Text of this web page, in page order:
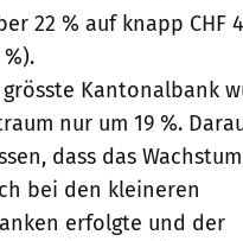
22 % auf knapp CHF
grösste Kantonalbank
nur um 19 %.
dass das Wachstum
bei den kleineren
erfolgte und der